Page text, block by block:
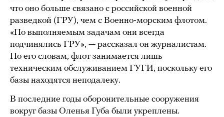
что оно больше связано с российской военной
разведкой (ГРУ), чем с Военно-морским флотом.
«По выполняемым задачам они всегда
подчинялись ГРУ», — рассказал он журналистам.
По его словам, флот занимается лишь
техническим обслуживанием ГУГИ, поскольку его
базы находятся неподалеку.
В последние годы оборонительные сооружения
вокруг базы Оленья Губа были укреплены.